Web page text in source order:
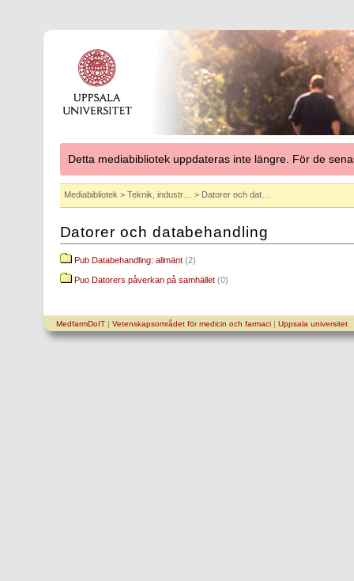
Detta mediabibliotek uppdateras inte längre. För de
Mediabibliotek > Teknik, industr… > Datorer och dat…
Datorer och databehandling
Pub Databehandling: allmänt (2)
Puo Datorers påverkan på samhället (0)
MedfarmDoIT| Vetenskapsområdet för medicin och farmaci| Uppsala universitet